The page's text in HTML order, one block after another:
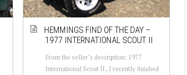
HEMMINGS FIND OF THE DAY –
1977 INTERNATIONAL SCOUT II
From the seller’s description: 1977
International Scout II , I recently finished